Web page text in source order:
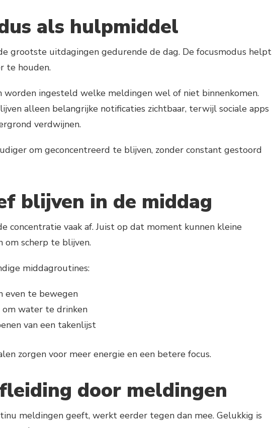
als hulpmiddel
grootste uitdagingen gedurende de dag. De focusmodus helpt
te houden.
worden ingesteld welke meldingen wel of niet binnenkomen.
alleen belangrijke notificaties zichtbaar, terwijl sociale apps
verdwijnen.
om geconcentreerd te blijven, zonder constant gestoord
blijven in de middag
concentratie vaak af. Juist op dat moment kunnen kleine
om scherp te blijven.
middagroutines:
even te bewegen
om water te drinken
van een takenlijst
zorgen voor meer energie en een betere focus.
door meldingen
meldingen geeft, werkt eerder tegen dan mee. Gelukkig is